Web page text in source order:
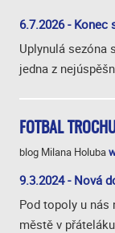
6.7.2026 - Konec
Uplynulá sezóna
jedna z
FOTBAL
blog Milana Holuba
9.3.2024 - Nová
Pod topoly u nás
městě v